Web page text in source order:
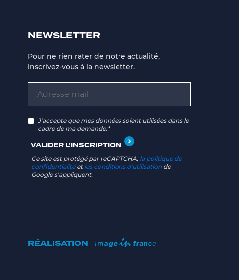
NEWSLETTER
Pour ne rien rater de notre actualité,
inscrivez-vous à la newsletter.
J'accepte que mes données soient utilisées dans le
cadre de ma demande.*
Ce site est protégé par reCAPTCHA, la politique de
confidentialitéet les conditions d'utilisationde
Google s'appliquent.
RÉALISATION